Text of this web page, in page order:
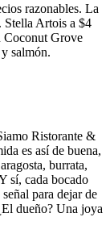
razonables. La
Stella Artois a $4
Coconut Grove
salmón.
Ristorante &
es así de buena,
burrata,
sí, cada bocado
para dejar de
dueño? Una joya